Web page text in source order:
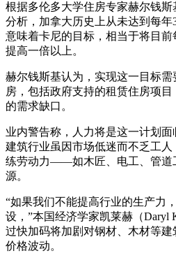
根据多伦多大学住房专家赫尔钱斯
分析，加拿大历史上从未达到每
意味着卡尼的目标，相当于将目
提高一倍以上。
赫尔钱斯基认为，实现这一目标
房，包括政府支持的租赁住房项
的需求缺口。
业内警告称，人力将是这一计划
建筑行业虽因市场低迷而不乏工
练劳动力——如木匠、电工、管
源。
“如果我们不能提高行业的生产力
设，”本国经济学家凯莱赫（Daryl
过快加码将加剧对钢材、木材等
价格波动。